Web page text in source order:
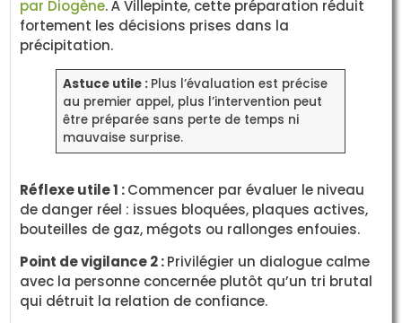
par Diogène. À Villepinte, cette préparation réduit
fortement les décisions prises dans la
précipitation.
Astuce utile : Plus l’évaluation est précise
au premier appel, plus l’intervention peut
être préparée sans perte de temps ni
mauvaise surprise.
Réflexe utile 1 :Commencer par évaluer le niveau
de danger réel : issues bloquées, plaques actives,
bouteilles de gaz, mégots ou rallonges enfouies.
Point de vigilance 2 :Privilégier un dialogue calme
avec la personne concernée plutôt qu’un tri brutal
qui détruit la relation de confiance.